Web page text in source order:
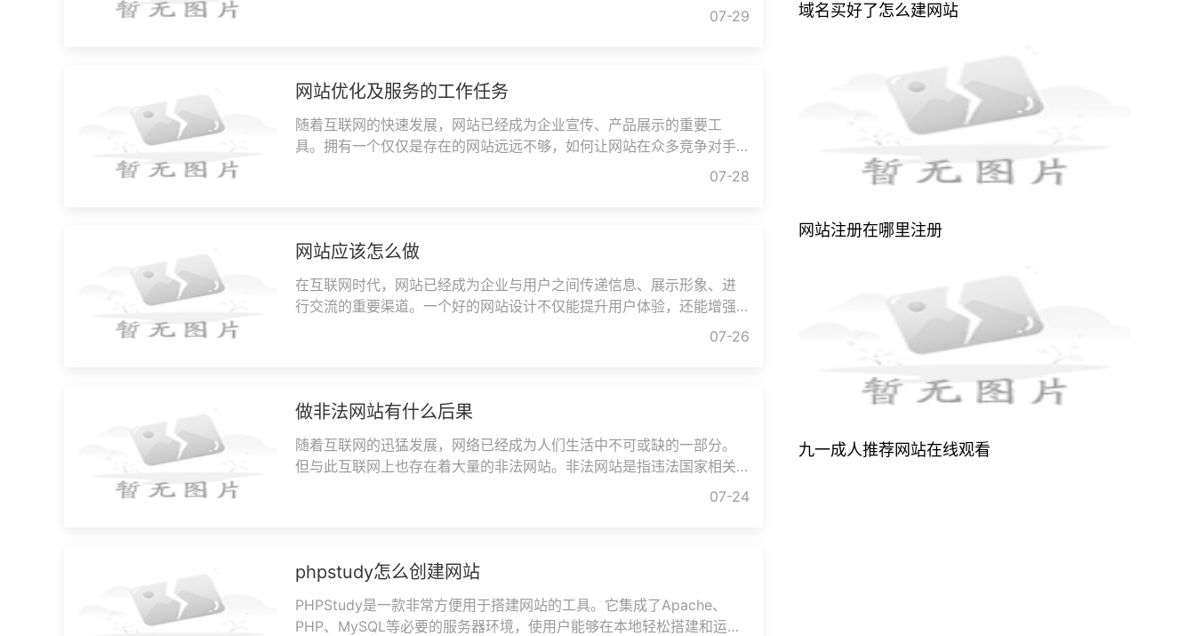
07-29
网站优化及服务的工作任务
随着互联网的快速发展，网站已经成为企业宣传、产品展示的重要工
具。拥有一个仅仅是存在的网站远远不够，如何让网站在众多竞争对手
07-28
网站应该怎么做
在互联网时代，网站已经成为企业与用户之间传递信息、展示形象、进
行交流的重要渠道。一个好的网站设计不仅能提升用户体验，还能增强
07-26
做非法网站有什么后果
随着互联网的迅猛发展，网络已经成为人们生活中不可或缺的一部分。
但与此互联网上也存在着大量的非法网站。非法网站是指违法国家相关
07-24
phpstudy怎么创建网站
PHPStudy是一款非常方便用于搭建网站的工具。它集成了Apache、
PHP、MySQL等必要的服务器环境，使用户能够在本地轻松搭建和运行
域名买好了怎么建网站
网站注册在哪里注册
九一成人推荐网站在线观看